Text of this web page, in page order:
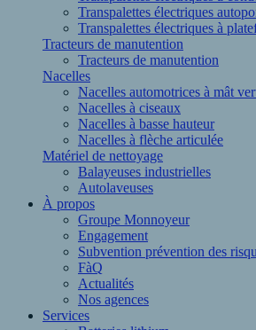
Transpalettes électriques
Transpalettes électriques à
Tracteurs de manutention
Tracteurs de manutention
Nacelles
Nacelles automotrices à mât
Nacelles à ciseaux
Nacelles à basse hauteur
Nacelles à flèche articulée
Matériel de nettoyage
Balayeuses industrielles
Autolaveuses
À propos
Groupe Monnoyeur
Engagement
Subvention prévention des
FàQ
Actualités
Nos agences
Services